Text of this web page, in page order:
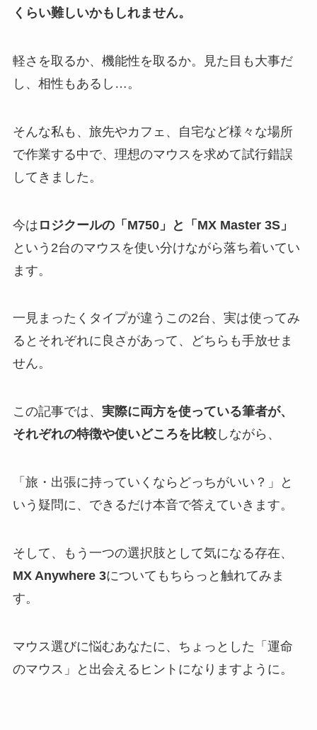
くらい難しいかもしれません。
軽さを取るか、機能性を取るか。見た目も大事だ
し、相性もあるし…。
そんな私も、旅先やカフェ、自宅など様々な場所
で作業する中で、理想のマウスを求めて試行錯誤
してきました。
今は ロジクールの「M750」と「MX Master 3S」
という2台のマウスを使い分けながら落ち着いてい
ます。
一見まったくタイプが違うこの2台、実は使ってみ
るとそれぞれに良さがあって、どちらも手放せま
せん。
この記事では、 実際に両方を使っている筆者が、
それぞれの特徴や使いどころを比較しながら、
「旅・出張に持っていくならどっちがいい？」と
いう疑問に、できるだけ本音で答えていきます。
そして、もう一つの選択肢として気になる存在、
MX Anywhere 3についてもちらっと触れてみま
す。
マウス選びに悩むあなたに、ちょっとした「運命
のマウス」と出会えるヒントになりますように。